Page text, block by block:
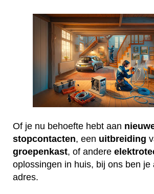
Of je nu behoefte hebt aan
stopcontacten, een uitbreiding
groepenkast, of andere
oplossingen in huis, bij ons ben je
adres.